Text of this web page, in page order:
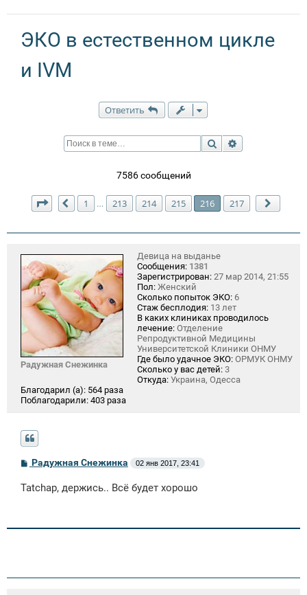
ЭКО в естественном цикле
и IVM
Ответить
Поиск
7586 сообщений
Страница 216 из217
Пред.
1 … 213 214 215 216 217
Радужная Снежинка
Девица на выданье
Сообщения: 1381
Зарегистрирован: 27 мар 2014, 21:55
Пол: Женский
Сколько попыток ЭКО: 6
Стаж бесплодия: 13 лет
В каких клиниках проводилось
лечение: Отделение
Репродуктивной Медицины
Университетской Клиники ОНМУ
Где было удачное ЭКО: ОРМУК ОНМУ
Сколько у вас детей: 3
Откуда: Украина, Одесса
Благодарил (а): 564 раза
Поблагодарили: 403 раза
С
б
и
Радужная Снежинка 02 янв 2017, 23:41
Tatchap, держись.. Всё будет хорошо